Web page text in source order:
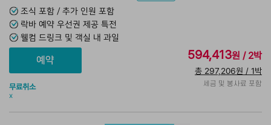
조식 포함 / 추가 인원 포함
락바 예약 우선권 제공 특전
웰컴 드링크 및 객실 내 과일
무료취소
x
594,413원 / 2박
총 297,206원 / 1박
세금 및 봉사료 포함